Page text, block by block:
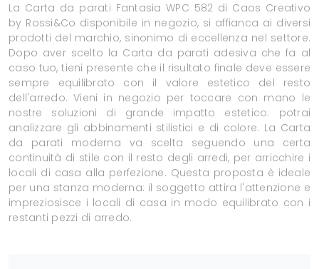
La Carta da parati Fantasia WPC 582 di Caos Creativo
by Rossi&Co disponibile in negozio, si affianca ai diversi
prodotti del marchio, sinonimo di eccellenza nel settore.
Dopo aver scelto la Carta da parati adesiva che fa al
caso tuo, tieni presente che il risultato finale deve essere
sempre equilibrato con il valore estetico del resto
dell'arredo. Vieni in negozio per toccare con mano le
nostre soluzioni di grande impatto estetico: potrai
analizzare gli abbinamenti stilistici e di colore. La Carta
da parati moderna va scelta seguendo una certa
continuità di stile con il resto degli arredi, per arricchire i
locali di casa alla perfezione. Questa proposta è ideale
per una stanza moderna: il soggetto attira l'attenzione e
impreziosisce i locali di casa in modo equilibrato con i
restanti pezzi di arredo.